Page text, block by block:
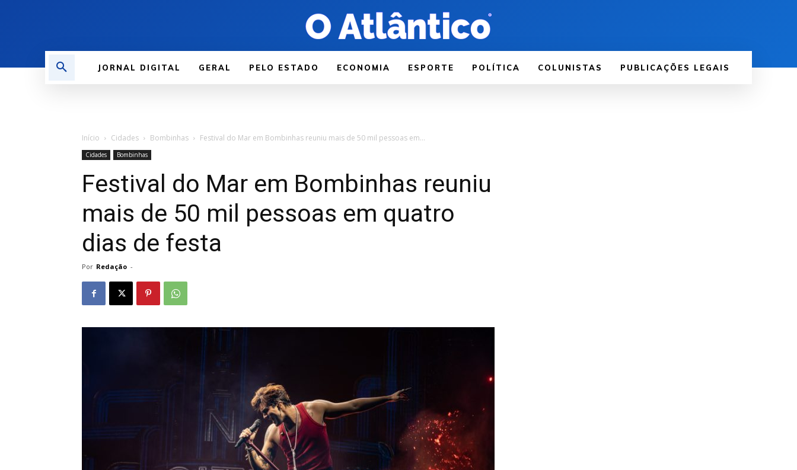
JORNAL DIGITAL GERAL PELO ESTADO ECONOMIA ESPORTE POLÍTICA COLUNISTAS PUBLICAÇÕES LEGAIS
Início Cidades Bombinhas Festival do Mar em Bombinhas reuniu mais de 50 mil pessoas em...
Cidades Bombinhas
Festival do Mar em Bombinhas reuniu
mais de 50 mil pessoas em quatro
dias de festa
Por Redação -